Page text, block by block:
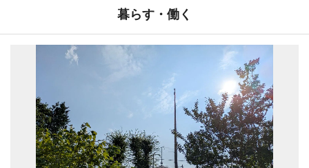
暮らす・働く